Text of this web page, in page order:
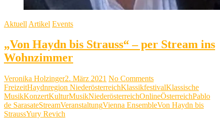
Aktuell Artikel Events
„Von Haydn bis Strauss“ – per Stream ins
Wohnzimmer
Veronika Holzinger2. März 2021 No Comments
FreizeitHaydnregion NiederösterreichKlassikfestivalKlassische
MusikKonzertKulturMusikNiederösterreichOnlineÖsterreichPablo
de SarasateStreamVeranstaltungVienna EnsembleVon Haydn bis
StraussYury Revich